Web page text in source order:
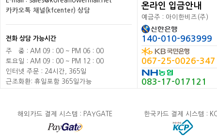
카카오톡 채널(kfcenter) 상담
전화 상담 가능시간
주
중 : AM 09 : 00 ~ PM 06 : 00
토요일 : AM 09 : 00 ~ PM 12 : 00
인터넷 주문 : 24시간, 365일
근조화환: 휴일포함 365일가능
온라인 입금안내
예금주 : 아이한비즈(주)
140-010-963999
067-25-0026-347
083-17-017121
해외카드 결제 시스템 : PAYGATE 한국카드 결제 시스템 :